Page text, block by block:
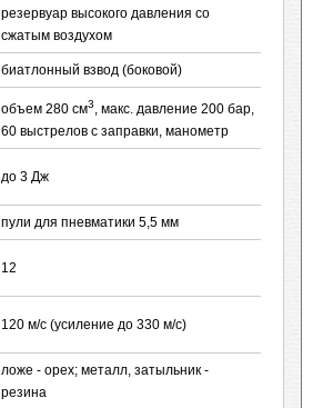
резервуар высокого давления со
сжатым воздухом
биатлонный взвод (боковой)
объем 280 см3, макс. давление 200 бар,
60 выстрелов с заправки, манометр
до 3 Дж
пули для пневматики 5,5 мм
12
120 м/с (усиление до 330 м/с)
ложе - орех; металл, затыльник -
резина